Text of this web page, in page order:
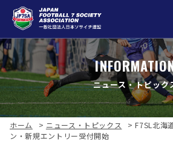
ニュース・トピック
ホーム > ニュース・トピックス >F7SL北海
ン・新規エントリー受付開始